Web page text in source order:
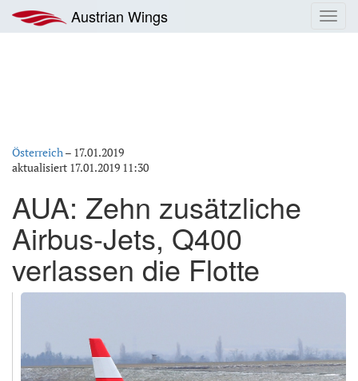
Inhalt
springen
Austrian Wings
Österreich– 17.01.2019
aktualisiert 17.01.2019 11:30
AUA: Zehn zusätzliche
Airbus-Jets, Q400
verlassen die Flotte